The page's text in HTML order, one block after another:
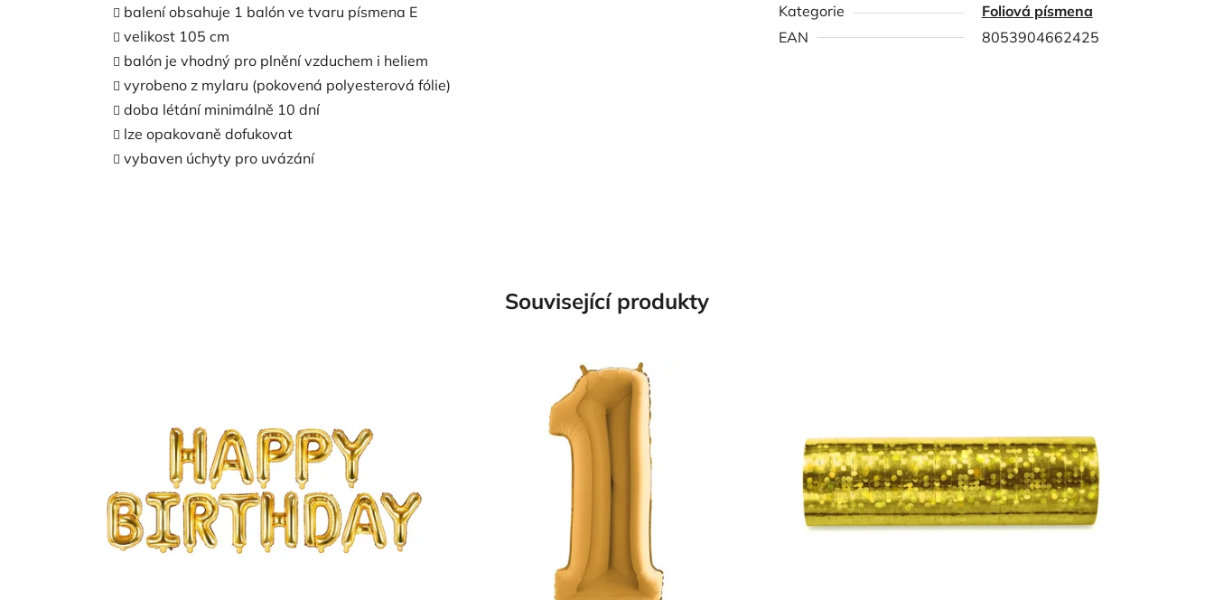
balení obsahuje 1 balón ve tvaru písmena E
velikost 105 cm
balón je vhodný pro plnění vzduchem i heliem
vyrobeno z mylaru (pokovená polyesterová fólie)
doba létání minimálně 10 dní
lze opakovaně dofukovat
vybaven úchyty pro uvázání
Kategorie
Foliová písmena
EAN
8053904662425
Související produkty